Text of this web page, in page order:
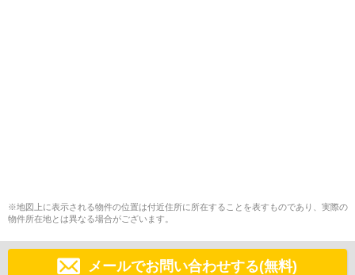
※地図上に表示される物件の位置は付近住所に所在することを表すものであり、実際の
物件所在地とは異なる場合がございます。
メールでお問い合わせする(無料)